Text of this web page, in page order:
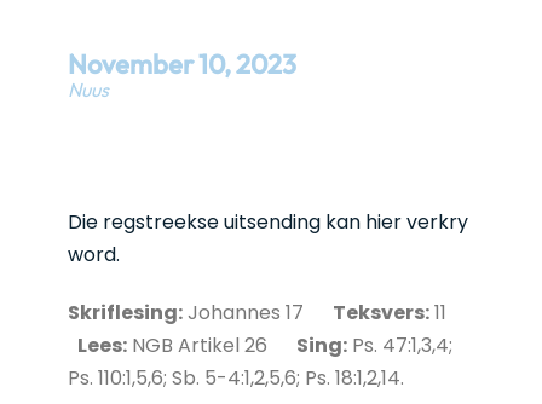
November10,2023
Nuus
Die regstreekse uitsending kan hier verkry
word.
Skriflesing:Johannes 17 Teksvers:11
Lees:NGB Artikel 26 Sing:Ps. 47:1,3,4;
Ps. 110:1,5,6; Sb. 5-4:1,2,5,6; Ps. 18:1,2,14.